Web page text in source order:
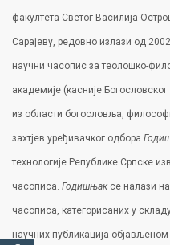
факултета Светог Василија
Сарајеву, редовно излази од
научни часопис за теолошко-
академије (касније Богословског
из области богословља,
захтјев уређивачког одбора
технологије Републике Српске
часописа. Годишњаксе налази на
часописа, категорисаних у
научних публикација објављеном